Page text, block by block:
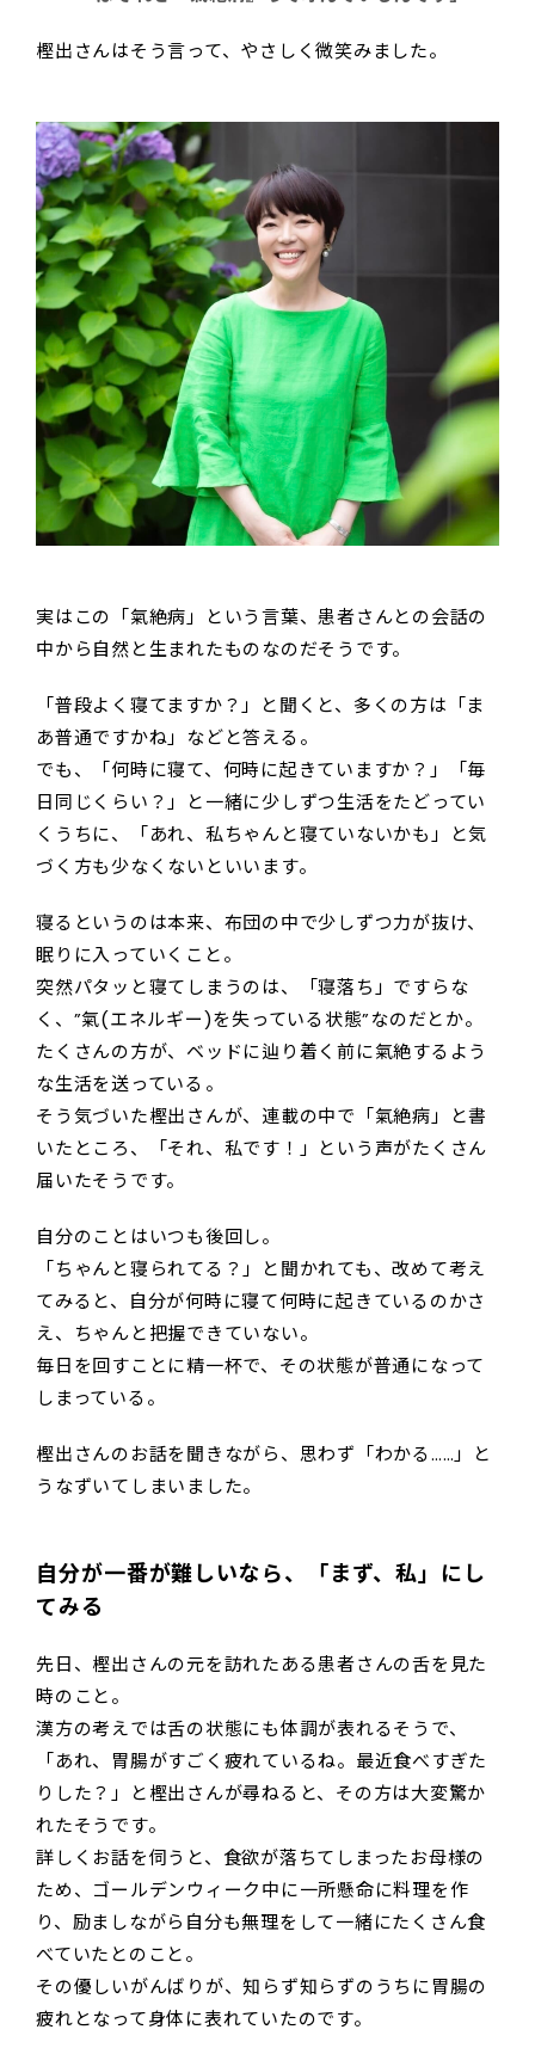
樫出さんはそう言って、やさしく微笑みました。
実はこの「氣絶病」という言葉、患者さんとの会話の
中から自然と生まれたものなのだそうです。
「普段よく寝てますか？」と聞くと、多くの方は「ま
あ普通ですかね」などと答える。
でも、「何時に寝て、何時に起きていますか？」「毎
日同じくらい？」と一緒に少しずつ生活をたどってい
くうちに、「あれ、私ちゃんと寝ていないかも」と気
づく方も少なくないといいます。
寝るというのは本来、布団の中で少しずつ力が抜け、
眠りに入っていくこと。
突然パタッと寝てしまうのは、「寝落ち」ですらな
く、”氣(エネルギー)を失っている状態”なのだとか。
たくさんの方が、ベッドに辿り着く前に氣絶するよう
な生活を送っている――。
そう気づいた樫出さんが、連載の中で「氣絶病」と書
いたところ、「それ、私です！」という声がたくさん
届いたそうです。
自分のことはいつも後回し。
「ちゃんと寝られてる？」と聞かれても、改めて考え
てみると、自分が何時に寝て何時に起きているのかさ
え、ちゃんと把握できていない。
毎日を回すことに精一杯で、その状態が普通になって
しまっている。
樫出さんのお話を聞きながら、思わず「わかる……」と
うなずいてしまいました。
自分が一番が難しいなら、「まず、私」にし
てみる
先日、樫出さんの元を訪れたある患者さんの舌を見た
時のこと。
漢方の考えでは舌の状態にも体調が表れるそうで、
「あれ、胃腸がすごく疲れているね。最近食べすぎた
りした？」と樫出さんが尋ねると、その方は大変驚か
れたそうです。
詳しくお話を伺うと、食欲が落ちてしまったお母様の
ため、ゴールデンウィーク中に一所懸命に料理を作
り、励ましながら自分も無理をして一緒にたくさん食
べていたとのこと。
その優しいがんばりが、知らず知らずのうちに胃腸の
疲れとなって身体に表れていたのです。